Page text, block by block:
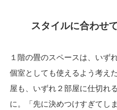
スタイルに合わせ
１階の畳のスペースは、いず
個室としても使えるよう考え
屋も、いずれ２部屋に仕切れ
に。「先に決めつけすぎてし